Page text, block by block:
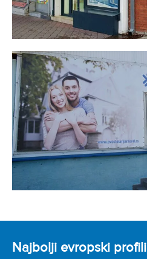
Najbolji evropski profili